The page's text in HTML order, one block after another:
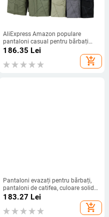
AliExpress Amazon populare
pantaloni casual pentru bărbați
mărimi mari pantaloni pentru
bărbați pantaloni crop comerț
exterior pantaloni crop pantaloni
186.35 Lei
add_shopping_cart
Pantaloni evazați pentru bărbați,
pantaloni de catifea, culoare solidă,
confortabili și moi, la modă de zi cu
183.27 Lei
add_shopping_cart